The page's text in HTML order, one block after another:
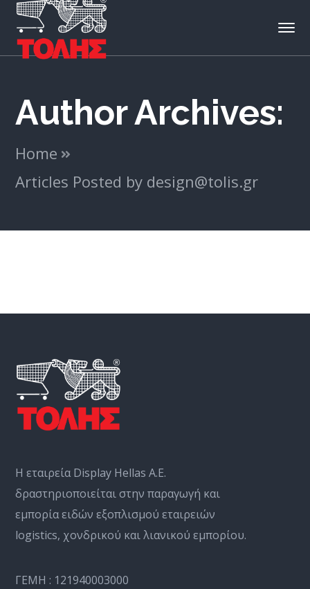
Author Archives:
Home
Articles Posted by design@tolis.gr
Η εταιρεία Display Hellas Α.Ε.
δραστηριοποιείται στην παραγωγή και
εμπορία ειδών εξοπλισμού εταιρειών
logistics, χονδρικού και λιανικού εμπορίου.
ΓΕΜΗ : 121940003000